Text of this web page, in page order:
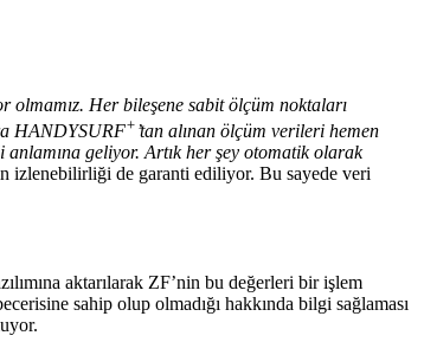
olmamız. Her bileşene sabit ölçüm noktaları
HANDYSURF+ ’tan alınan ölçüm verileri hemen
geliyor. Artık her şey otomatik olarak
izlenebilirliği de garanti ediliyor. Bu sayede veri
aktarılarak ZF’nin bu değerleri bir işlem
sahip olup olmadığı hakkında bilgi sağlaması